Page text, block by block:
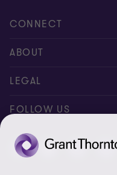
CONNECT
Kontakt, Angebotsanfrage
Expert:innen
Newsletter
ABOUT
Über uns
AAB/AGB
Karriere
LEGAL
Impressum
Disclaimer
Datenschutz
FOLLOW US